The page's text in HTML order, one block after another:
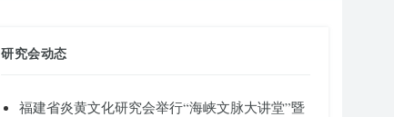
研究会动态
福建省炎黄文化研究会举行“海峡文脉大讲堂”暨